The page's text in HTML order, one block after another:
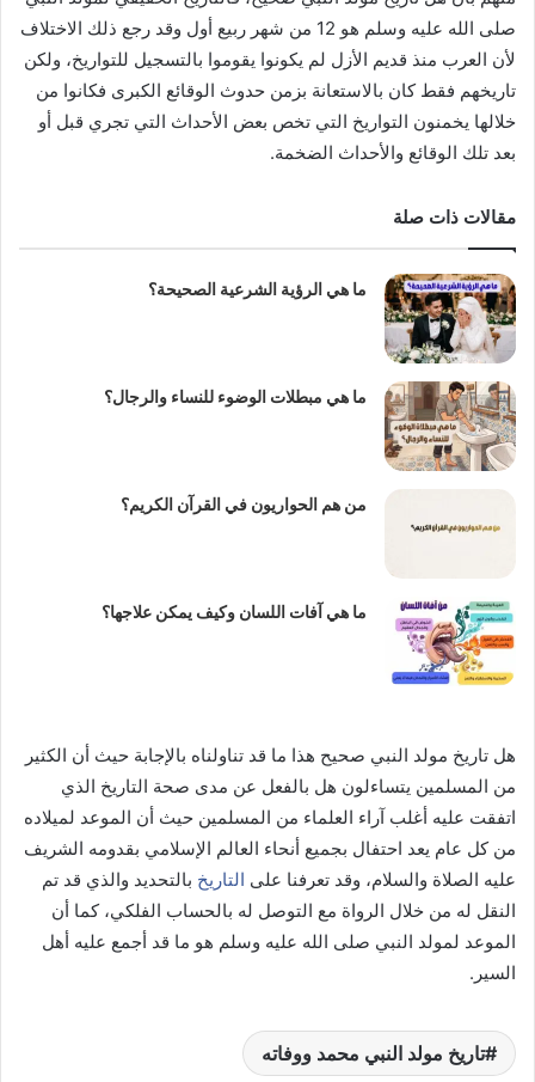
صلى الله عليه وسلم هو 12 من شهر ربيع أول وقد رجع ذلك الاختلاف
لأن العرب منذ قديم الأزل لم يكونوا يقوموا بالتسجيل للتواريخ، ولكن
تاريخهم فقط كان بالاستعانة بزمن حدوث الوقائع الكبرى فكانوا من
خلالها يخمنون التواريخ التي تخص بعض الأحداث التي تجري قبل أو
بعد تلك الوقائع والأحداث الضخمة.
مقالات ذات صلة
ما هي الرؤية الشرعية الصحيحة؟
ما هي مبطلات الوضوء للنساء والرجال؟
من هم الحواريون في القرآن الكريم؟
ما هي آفات اللسان وكيف يمكن علاجها؟
هل تاريخ مولد النبي صحيح هذا ما قد تناولناه بالإجابة حيث أن الكثير
من المسلمين يتساءلون هل بالفعل عن مدى صحة التاريخ الذي
اتفقت عليه أغلب آراء العلماء من المسلمين حيث أن الموعد لميلاده
من كل عام يعد احتفال بجميع أنحاء العالم الإسلامي بقدومه الشريف
عليه الصلاة والسلام، وقد تعرفنا على التاريخ بالتحديد والذي قد تم
النقل له من خلال الرواة مع التوصل له بالحساب الفلكي، كما أن
الموعد لمولد النبي صلى الله عليه وسلم هو ما قد أجمع عليه أهل
السير.
تاريخ مولد النبي محمد ووفاته